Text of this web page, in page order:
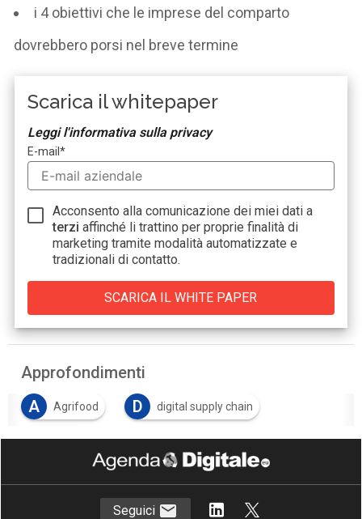
i 4 obiettivi che le imprese del comparto
dovrebbero porsi nel breve termine
Scarica il whitepaper
Leggi l'informativa sulla privacy
E-mail*
Acconsento alla comunicazione dei miei dati a
terzi affinché li trattino per proprie finalità di
marketing tramite modalità automatizzate e
tradizionali di contatto.
Approfondimenti
A
Agrifood D digital supply chain
P PNNR
Seguici